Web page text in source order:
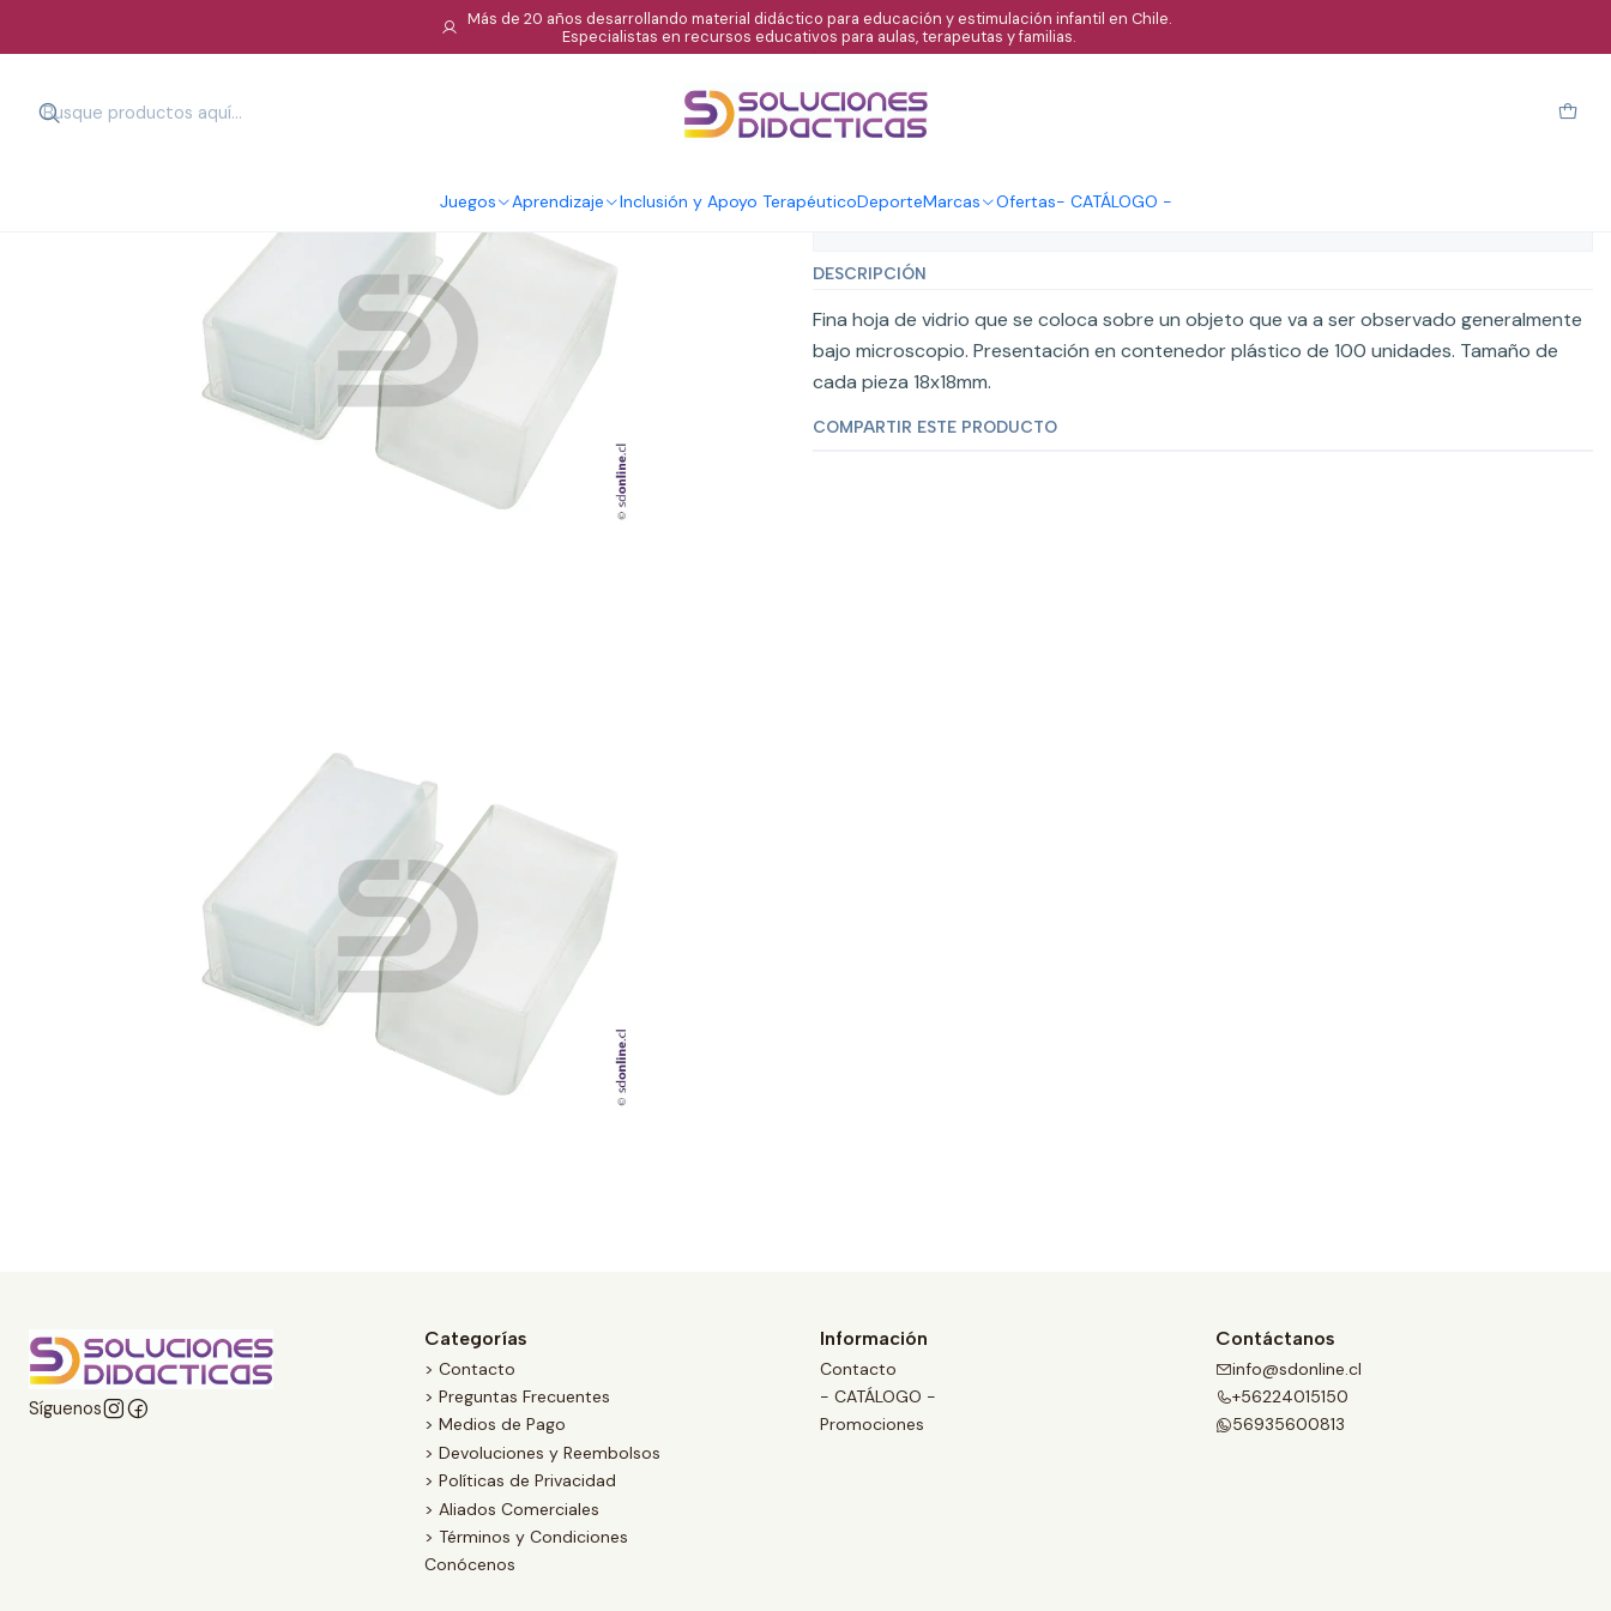
Juegos Aprendizaje Inclusión y Apoyo TerapéuticoDeporteMarcas Ofertas- CATÁLOGO -
Más de 20 años desarrollando material didáctico para educación y estimulación infantil en Chile.
Especialistas en recursos educativos para aulas, terapeutas y familias.
|
Cubre objeto caja plástica 24x50mm 100und
DESCRIPCIÓN
Fina hoja de vidrio que se coloca sobre un objeto que va a ser observado generalmente
bajo microscopio. Presentación en contenedor plástico de 100 unidades. Tamaño de
cada pieza 18x18mm.
COMPARTIR ESTE PRODUCTO
Síguenos
Categorías
> Contacto
> Preguntas Frecuentes
> Medios de Pago
> Devoluciones y Reembolsos
> Políticas de Privacidad
> Aliados Comerciales
> Términos y Condiciones
Conócenos
Información
Contacto
- CATÁLOGO -
Promociones
Contáctanos
info@sdonline.cl
+56224015150
56935600813